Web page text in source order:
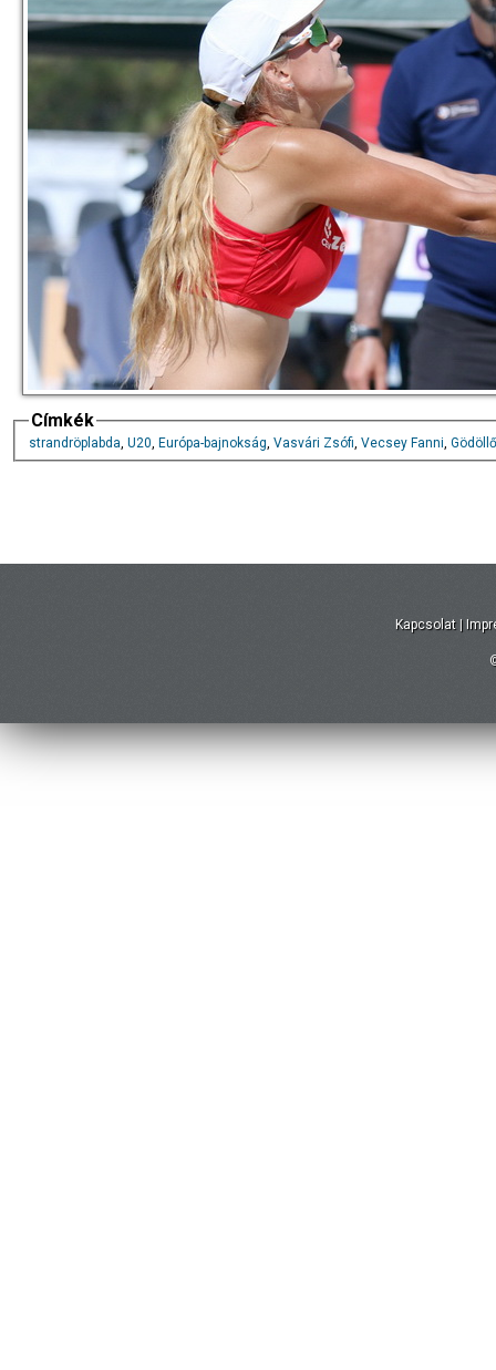
Címkék
strandröplabda, U20, Európa-bajnokság, Vasvári Zsófi, Vecsey Fanni,
Kapcsolat |